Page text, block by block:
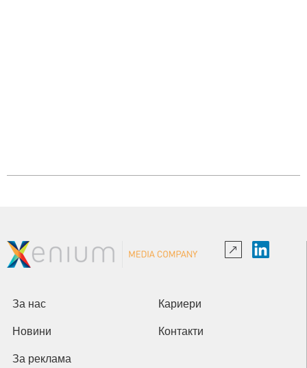
За нас Кариери
Новини Контакти
За реклама